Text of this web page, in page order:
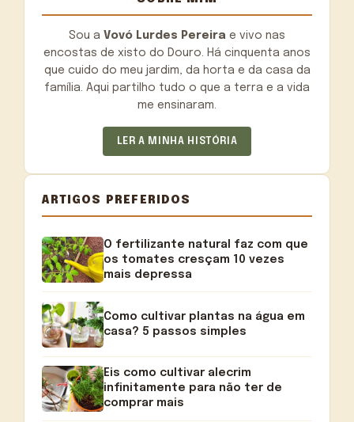
Sou a Vovó Lurdes Pereira e vivo nas
encostas de xisto do Douro. Há cinquenta anos
que cuido do meu jardim, da horta e da casa da
família. Aqui partilho tudo o que a terra e a vida
me ensinaram.
LER A MINHA HISTÓRIA
ARTIGOS PREFERIDOS
O fertilizante natural faz com que
os tomates cresçam 10 vezes
mais depressa
Como cultivar plantas na água em
casa? 5 passos simples
Eis como cultivar alecrim
infinitamente para não ter de
comprar mais